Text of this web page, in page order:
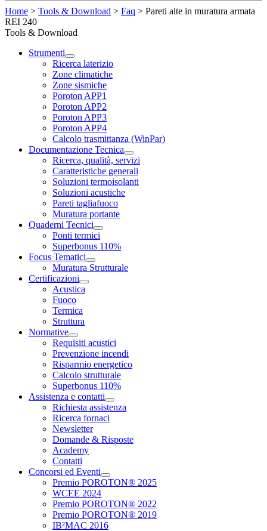
Home > Tools & Download > Faq > Pareti alte in muratura armata
REI 240
Tools & Download
Strumenti
Ricerca laterizio
Zone climatiche
Zone sismiche
Poroton APP1
Poroton APP2
Poroton APP3
Poroton APP4
Calcolo trasmittanza (WinPar)
Documentazione Tecnica
Ricerca, qualità, servizi
Caratteristiche generali
Soluzioni termoisolanti
Soluzioni acustiche
Pareti tagliafuoco
Muratura portante
Quaderni Tecnici
Ponti termici
Superbonus 110%
Focus Tematici
Muratura Strutturale
Certificazioni
Acustica
Fuoco
Termica
Struttura
Normative
Requisiti acustici
Prevenzione incendi
Risparmio energetico
Calcolo strutturale
Superbonus 110%
Assistenza e contatti
Richiesta assistenza
Ricerca fornaci
Newsletter
Domande & Risposte
Academy
Contatti
Concorsi ed Eventi
Premio POROTON® 2025
WCEE 2024
Premio POROTON® 2022
Premio POROTON® 2019
IB²MAC 2016